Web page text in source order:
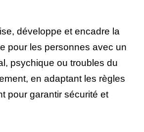
développe et encadre la
pour les personnes avec un
psychique ou troubles du
en adaptant les règles
pour garantir sécurité et